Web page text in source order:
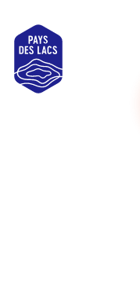
Pays
des
Lacs